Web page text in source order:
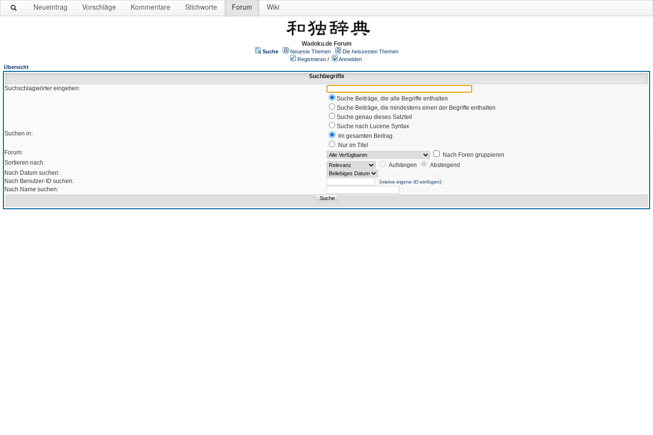
Neueintrag Vorschläge Kommentare Stichworte Forum Wiki
Wadoku.de Forum
Suche Neueste Themen
Die heissesten Themen
Registrieren /
Anmelden
Übersicht
Suchbegriffe
Suchschlagwörter eingeben:
Suche Beiträge, die alle Begriffe enthalten
Suche Beiträge, die mindestens einen der Begriffe enthalten
Suche genau dieses Satzteil
Suche nach Lucene Syntax
Suchen in:
Im gesamten Beitrag
Nur im Titel
Forum:
Nach Foren gruppieren
Sortieren nach:
Aufsteigen
Absteigend
Nach Datum suchen:
Nach Benutzer-ID suchen:
(meine eigene ID einfügen)
Nach Name suchen: